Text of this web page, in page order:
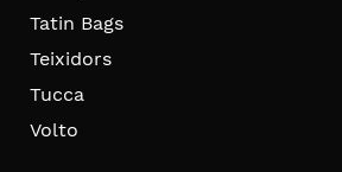
Tatin Bags
Teixidors
Tucca
Volto